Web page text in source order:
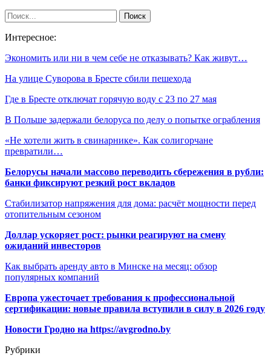
Интересное:
Экономить или ни в чем себе не отказывать? Как живут…
На улице Суворова в Бресте сбили пешехода
Где в Бресте отключат горячую воду с 23 по 27 мая
В Польше задержали белоруса по делу о попытке ограбления
«Не хотели жить в свинарнике». Как солигорчане
превратили…
Белорусы начали массово переводить сбережения в рубли:
банки фиксируют резкий рост вкладов
Стабилизатор напряжения для дома: расчёт мощности перед
отопительным сезоном
Доллар ускоряет рост: рынки реагируют на смену
ожиданий инвесторов
Как выбрать аренду авто в Минске на месяц: обзор
популярных компаний
Европа ужесточает требования к профессиональной
сертификации: новые правила вступили в силу в 2026 году
Новости Гродно на https://avgrodno.by
Рубрики